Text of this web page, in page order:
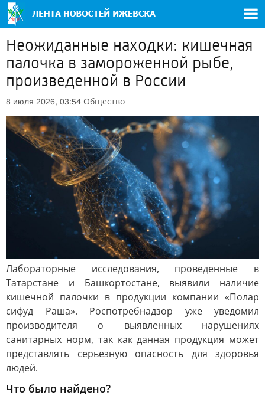
Неожиданные находки: кишечная
палочка в замороженной рыбе,
произведенной в России
8 июля 2026, 03:54 Общество
Лабораторные исследования, проведенные в
Татарстане и Башкортостане, выявили наличие
кишечной палочки в продукции компании «Полар
сифуд Раша». Роспотребнадзор уже уведомил
производителя о выявленных нарушениях
санитарных норм, так как данная продукция может
представлять серьезную опасность для здоровья
людей.
Что было найдено?